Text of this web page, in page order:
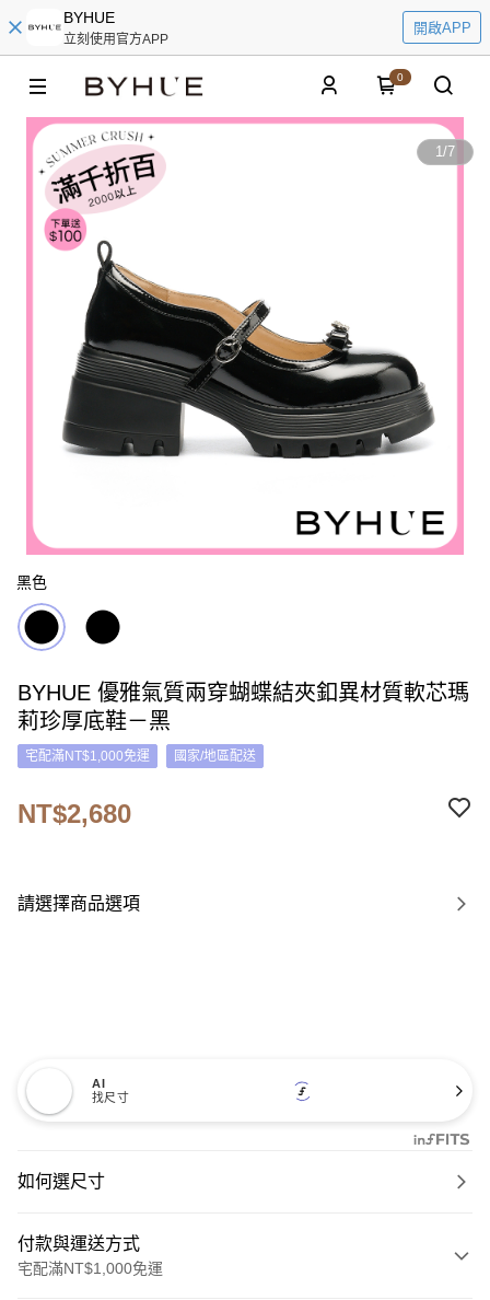
BYHUE
立刻使用官方APP
開啟APP
0
1/7
黑色
BYHUE 優雅氣質兩穿蝴蝶結夾釦異材質軟芯瑪
莉珍厚底鞋－黑
宅配滿NT$1,000免運 國家/地區配送
NT$2,680
請選擇商品選項
AI
找尺寸
如何選尺寸
付款與運送方式
宅配滿NT$1,000免運